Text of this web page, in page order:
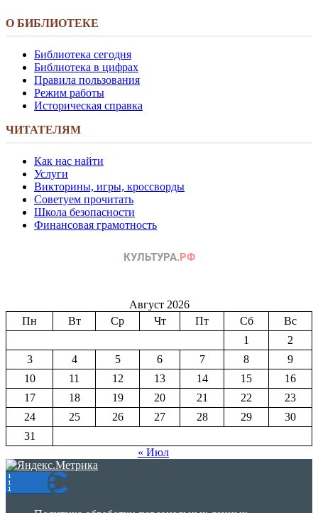
О БИБЛИОТЕКЕ
Библиотека сегодня
Библиотека в цифрах
Правила пользования
Режим работы
Историческая справка
ЧИТАТЕЛЯМ
Как нас найти
Услуги
Викторины, игры, кроссворды
Советуем прочитать
Школа безопасности
Финансовая грамотность
Август 2026
Пн
Вт Ср Чт Пт Сб
Вс
1
2
3
4 5 6 7 8
9
10
11 12 13 14 15
16
17
18 19 20 21 22
23
24
25 26 27 28 29
30
31
« Июл